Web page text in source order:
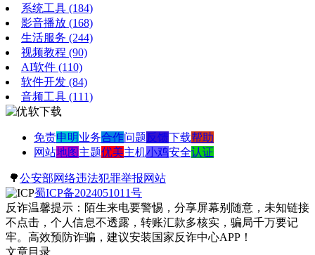
系统工具 (184)
影音播放 (168)
生活服务 (244)
视频教程 (90)
AI软件 (110)
软件开发 (84)
音频工具 (111)
免责申明业务合作问题反馈下载帮助
网站地图 主题优美主机小鸡安全认证
🌳公安部网络违法犯罪举报网站
蜀ICP备2024051011号
反诈温馨提示：陌生来电要警惕，分享屏幕别随意，未知链接
不点击，个人信息不透露，转账汇款多核实，骗局千万要记
牢。高效预防诈骗，建议安装国家反诈中心APP！
文章目录